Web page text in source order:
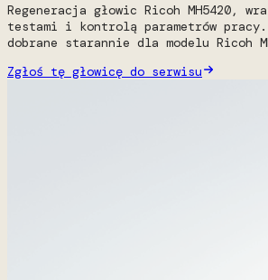
Regeneracja głowic Ricoh MH5420,
testami i kontrolą parametrów pracy.
dobrane starannie dla modelu Ricoh
Zgłoś tę głowicę do serwisu